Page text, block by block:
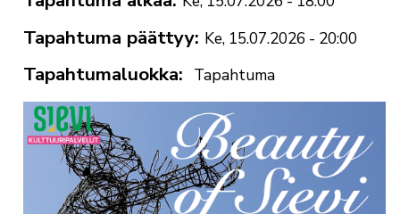
Tapahtuma päättyy Ke, 15.07.2026 - 20:00
Tapahtumaluokka Tapahtuma